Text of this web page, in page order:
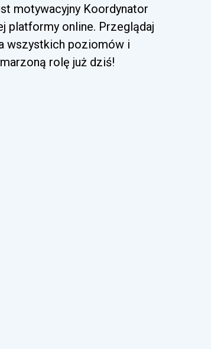
motywacyjny Koordynator
platformy online. Przeglądaj
wszystkich poziomów i
rolę już dziś!